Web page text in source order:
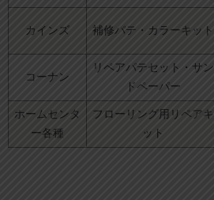
カインズ 補修パテ・カラーキット
コーナン
リペアパテセット・サン
ドペーパー
ホームセンタ
ー各種
フローリング用リペアキ
ット